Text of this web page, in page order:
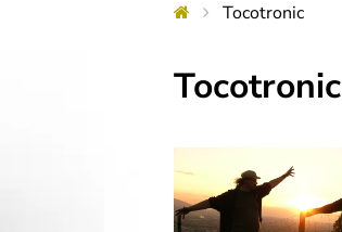
Tocotronic
Tocotronic